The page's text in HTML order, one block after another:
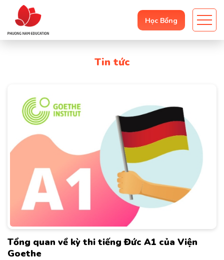
Học Bổng
Tin tức
Tổng quan về kỳ thi tiếng Đức A1 của Viện
Goethe